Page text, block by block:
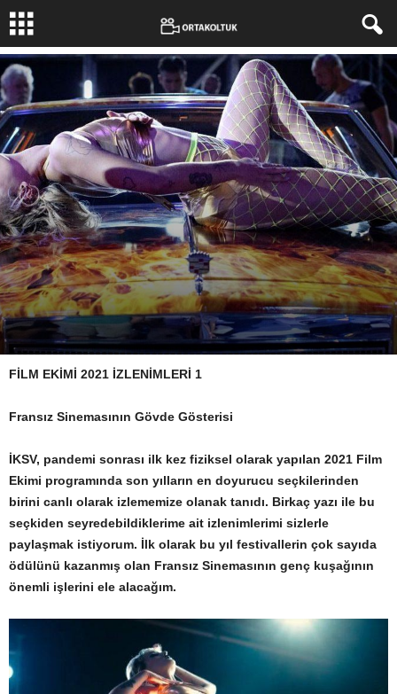
Yazar: Erdoğan Mitrani- 20 Ekim 2021
FİLM EKİMİ 2021 İZLENİMLERİ 1
Fransız Sinemasının Gövde Gösterisi
İKSV, pandemi sonrası ilk kez fiziksel olarak yapılan 2021 Film
Ekimi programında son yılların en doyurucu seçkilerinden
birini canlı olarak izlememize olanak tanıdı. Birkaç yazı ile bu
seçkiden seyredebildiklerime ait izlenimlerimi sizlerle
paylaşmak istiyorum. İlk olarak bu yıl festivallerin çok sayıda
ödülünü kazanmış olan Fransız Sinemasının genç kuşağının
önemli işlerini ele alacağım.